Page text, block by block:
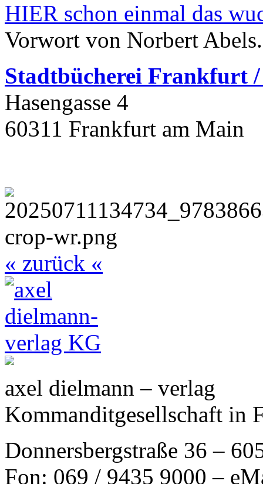
HIER schon einmal das
Vorwort von Norbert Abels.
Stadtbücherei Frankfurt
Hasengasse 4
60311 Frankfurt am Main
« zurück «
axel dielmann – verlag
Kommanditgesellschaft in
Donnersbergstraße 36 –
Fon: 069 / 9435 9000 –